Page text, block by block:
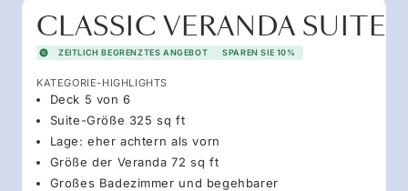
CLASSIC VERANDA SUITE
ZEITLICH BEGRENZTES ANGEBOT SPAREN SIE 10%
KATEGORIE-HIGHLIGHTS
Deck 5 von 6
Suite-Größe 325 sq ft
Lage: eher achtern als vorn
Größe der Veranda 72 sq ft
Großes Badezimmer und begehbarer